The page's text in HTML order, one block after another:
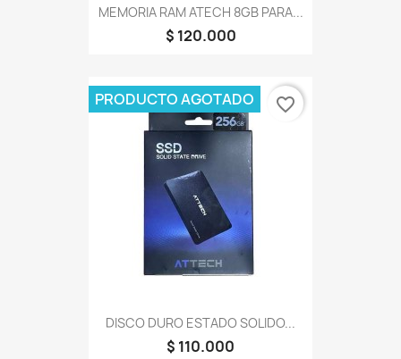
MEMORIA RAM ATECH 8GB PARA...
$ 120.000
DISCO DURO ESTADO SOLIDO...
$ 110.000
PRODUCTO AGOTADO favorite_border